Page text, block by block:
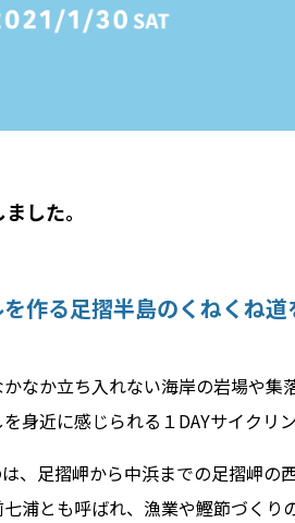
した。
作る足摺半島のくねくね道
なか立ち入れない海岸の岩場や集
身近に感じられる１DAYサイクリ
、足摺岬から中浜までの足摺岬の
浦とも呼ばれ、漁業や鰹節づく